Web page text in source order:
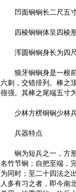
凹面锏锏长二尺五
四棱锏锏体呈四棱
浑圆锏锏身长为四
狼牙锏锏身是一根
六刺，交错排列。棒之
很强。其棒之尾端五寸
少林方楞铜锏少林
兵器特点
锏为短兵之一，方
名竹节锏；自把至端，
为同时；至二十四法之
人多有习之者，即今南